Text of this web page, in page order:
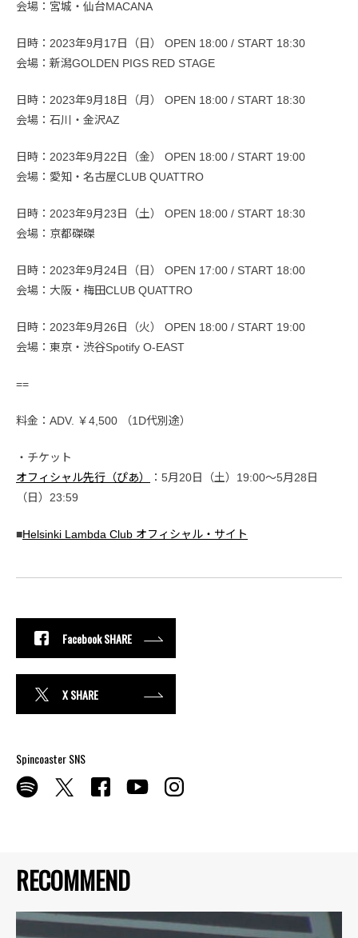
RECOMMEND
会場：宮城・仙台MACANA
日時：2023年9月17日（日） OPEN 18:00 / START 18:30
会場：新潟GOLDEN PIGS RED STAGE
日時：2023年9月18日（月） OPEN 18:00 / START 18:30
会場：石川・金沢AZ
日時：2023年9月22日（金） OPEN 18:00 / START 19:00
会場：愛知・名古屋CLUB QUATTRO
日時：2023年9月23日（土） OPEN 18:00 / START 18:30
会場：京都磔磔
日時：2023年9月24日（日） OPEN 17:00 / START 18:00
会場：大阪・梅田CLUB QUATTRO
日時：2023年9月26日（火） OPEN 18:00 / START 19:00
会場：東京・渋谷Spotify O-EAST
==
料金：ADV. ￥4,500 （1D代別途）
・チケット
オフィシャル先行（ぴあ）
：5月20日（土）19:00〜5月28日
（日）23:59
■Helsinki Lambda Club オフィシャル・サイト
Facebook SHARE
X SHARE
Spincoaster SNS